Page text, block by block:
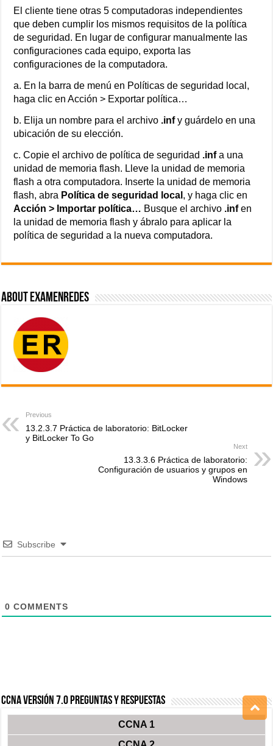
El cliente tiene otras 5 computadoras independientes
que deben cumplir los mismos requisitos de la política
de seguridad. En lugar de configurar manualmente las
configuraciones cada equipo, exporta las
configuraciones de la computadora.
a. En la barra de menú en Políticas de seguridad local,
haga clic en Acción > Exportar política…
b. Elija un nombre para el archivo .infy guárdelo en una
ubicación de su elección.
c. Copie el archivo de política de seguridad .infa una
unidad de memoria flash. Lleve la unidad de memoria
flash a otra computadora. Inserte la unidad de memoria
flash, abra Política de seguridad local , y haga clic en
Acción > Importar política… Busque el archivo .infen
la unidad de memoria flash y ábralo para aplicar la
política de seguridad a la nueva computadora.
About ExamenRedes
Previous
13.2.3.7 Práctica de laboratorio: BitLocker
y BitLocker To Go
Next
13.3.3.6 Práctica de laboratorio:
Configuración de usuarios y grupos en
Windows
Subscribe
0 COMMENTS
CCNA Versión 7.0 Preguntas y Respuestas
CCNA 1